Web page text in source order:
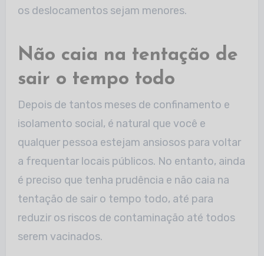
os deslocamentos sejam menores.
Não caia na tentação de
sair o tempo todo
Depois de tantos meses de confinamento e
isolamento social, é natural que você e
qualquer pessoa estejam ansiosos para voltar
a frequentar locais públicos. No entanto, ainda
é preciso que tenha prudência e não caia na
tentação de sair o tempo todo, até para
reduzir os riscos de contaminação até todos
serem vacinados.